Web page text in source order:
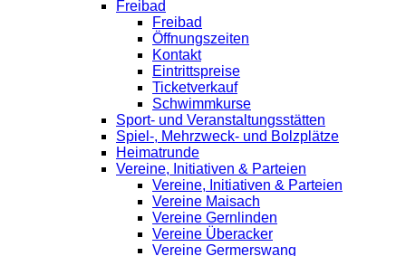
Freibad
Freibad
Öffnungszeiten
Kontakt
Eintrittspreise
Ticketverkauf
Schwimmkurse
Sport- und Veranstaltungsstätten
Spiel-, Mehrzweck- und Bolzplätze
Heimatrunde
Vereine, Initiativen & Parteien
Vereine, Initiativen & Parteien
Vereine Maisach
Vereine Gernlinden
Vereine Überacker
Vereine Germerswang